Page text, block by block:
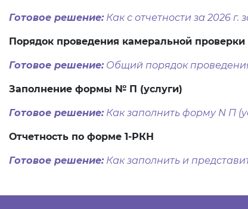
Готовое решение:Как с отчетности за 2026 г.
Порядок проведения камеральной проверки
Готовое решение:Общий порядок
Заполнение формы № П (услуги)
Готовое решение:Как заполнить форму N П
Отчетность по форме 1-РКН
Готовое решение:Как заполнить и